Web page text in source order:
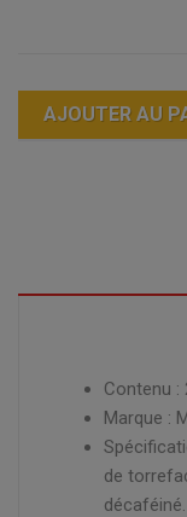
AJOUTER AU
Contenu :
Marque :
de
décaféiné.